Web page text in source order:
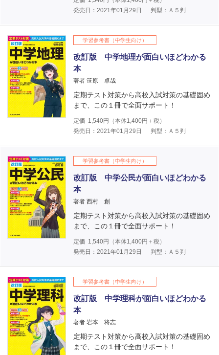
発売日：2021年01月29日
判型：Ａ５判
学習参考書（中学生向け）
改訂版 中学地理が面白いほどわかる
本
著者 笹原 卓哉
定期テスト対策から高校入試対策の基礎固め
まで、この１冊で全面サポート！
定価 1,540円（本体1,400円＋税）
発売日：2021年01月29日
判型：Ａ５判
学習参考書（中学生向け）
改訂版 中学公民が面白いほどわかる
本
著者 西村 創
定期テスト対策から高校入試対策の基礎固め
まで、この１冊で全面サポート！
定価 1,540円（本体1,400円＋税）
発売日：2021年01月29日
判型：Ａ５判
学習参考書（中学生向け）
改訂版 中学理科が面白いほどわかる
本
著者 岩本 将志
定期テスト対策から高校入試対策の基礎固め
まで、この１冊で全面サポート！